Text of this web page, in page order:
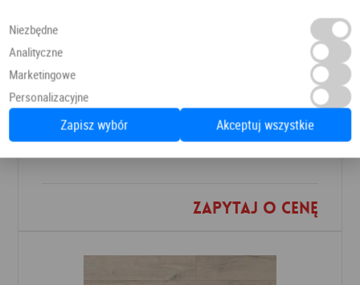
Panele Podłogowe Dab Patynowy Klasyczny Szary IMU3560 AC5 12 mm
Zapytaj o cenę
Dodaj do ulubionych
Niezbędne
Analityczne
Marketingowe
Personalizacyjne
Zapisz wybór Akceptuj wszystkie